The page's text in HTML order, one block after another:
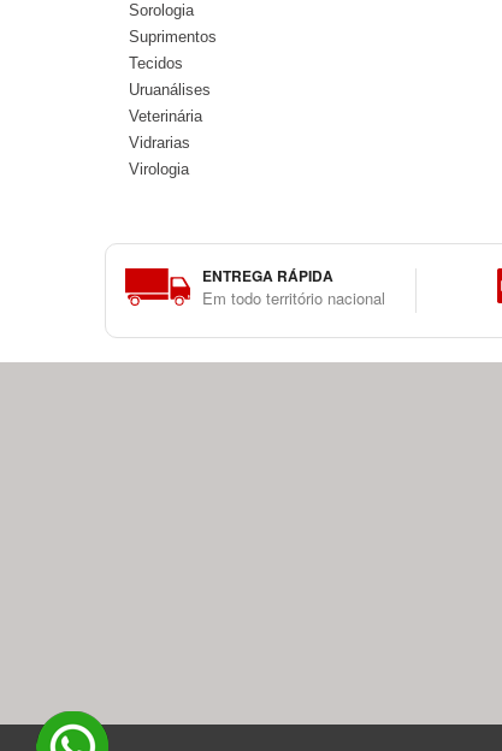
Sorologia
Suprimentos
Tecidos
Uruanálises
Veterinária
Vidrarias
Virologia
ENTREGA RÁPIDA
Em todo território nacional